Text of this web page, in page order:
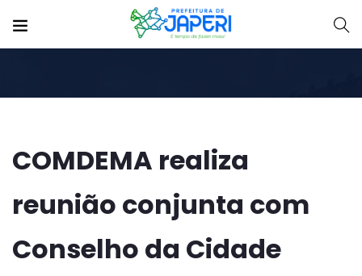
COMDEMA realiza
reunião conjunta com
Conselho da Cidade